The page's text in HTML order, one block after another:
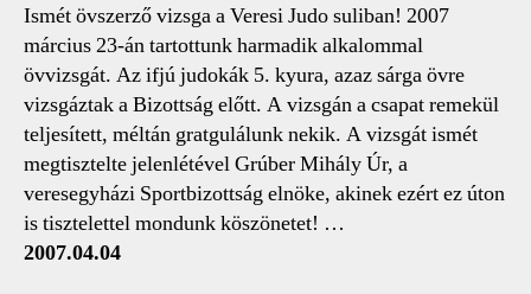
Ismét övszerző vizsga a Veresi Judo suliban! 2007
március 23-án tartottunk harmadik alkalommal
övvizsgát. Az ifjú judokák 5. kyura, azaz sárga övre
vizsgáztak a Bizottság előtt. A vizsgán a csapat remekül
teljesített, méltán gratgulálunk nekik. A vizsgát ismét
megtisztelte jelenlétével Grúber Mihály Úr, a
veresegyházi Sportbizottság elnöke, akinek ezért ez úton
is tisztelettel mondunk köszönetet! …
2007.04.04